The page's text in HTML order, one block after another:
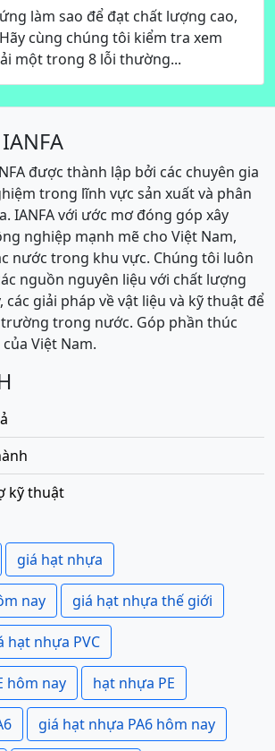
làm sao để đạt chất lượng cao,
cùng chúng tôi kiểm tra xem
một trong 8 lỗi thường...
được thành lập bởi các chuyên gia
trong lĩnh vực sản xuất và phân
IANFA với ước mơ đóng góp xây
nghiệp mạnh mẽ cho Việt Nam,
nước trong khu vực. Chúng tôi luôn
nguồn nguyên liệu với chất lượng
các giải pháp về vật liệu và kỹ thuật để
trong nước. Góp phần thúc
Việt Nam.
kỹ thuật
giá hạt nhựa
nay giá hạt nhựa thế giới
hạt nhựa PVC
hôm nay hạt nhựa PE
giá hạt nhựa PA6 hôm nay